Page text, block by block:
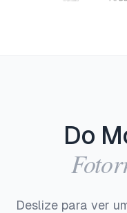
Do
Deslize para ver